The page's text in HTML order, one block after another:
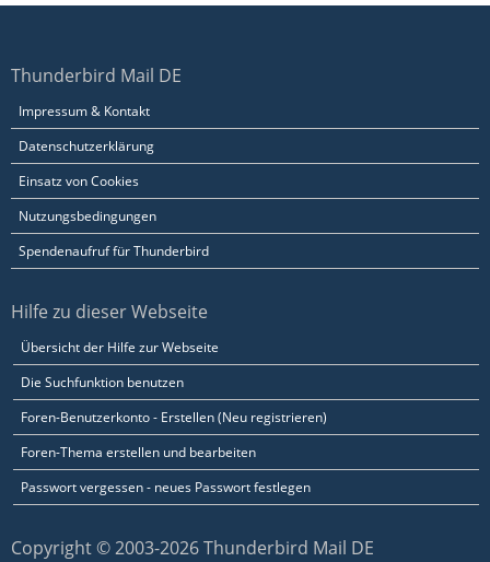
Thunderbird Mail DE
Impressum & Kontakt
Datenschutzerklärung
Einsatz von Cookies
Nutzungsbedingungen
Spendenaufruf für Thunderbird
Hilfe zu dieser Webseite
Übersicht der Hilfe zur Webseite
Die Suchfunktion benutzen
Foren-Benutzerkonto - Erstellen (Neu registrieren)
Foren-Thema erstellen und bearbeiten
Passwort vergessen - neues Passwort festlegen
Copyright © 2003-2026 Thunderbird Mail DE